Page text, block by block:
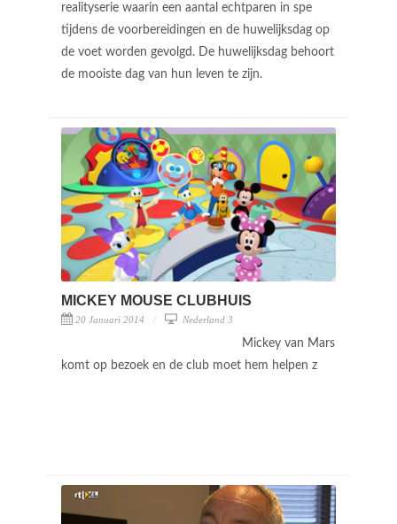
realityserie waarin een aantal echtparen in spe
tijdens de voorbereidingen en de huwelijksdag op
de voet worden gevolgd. De huwelijksdag behoort
de mooiste dag van hun leven te zijn.
MICKEY MOUSE CLUBHUIS
20 Januari 2014 Nederland 3
Mickey van Mars
komt op bezoek en de club moet hem helpen z